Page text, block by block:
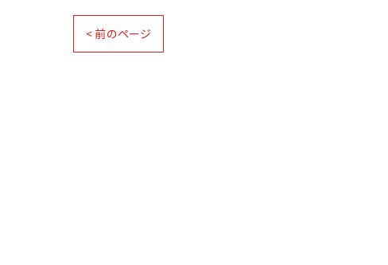
< 前のページ